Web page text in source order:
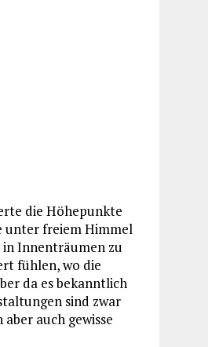
die Höhepunkte
unter freiem Himmel
Innenträumen zu
fühlen, wo die
da es bekanntlich
sind zwar
auch gewisse